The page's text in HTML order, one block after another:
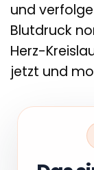
und
Blutdruck
Herz-
jetzt und